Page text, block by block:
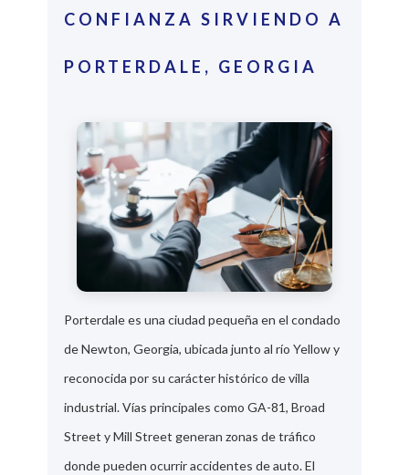
CONFIANZA SIRVIENDO A
PORTERDALE, GEORGIA
Porterdale es una ciudad pequeña en el condado
de Newton, Georgia, ubicada junto al río Yellow y
reconocida por su carácter histórico de villa
industrial. Vías principales como GA-81, Broad
Street y Mill Street generan zonas de tráfico
donde pueden ocurrir accidentes de auto. El